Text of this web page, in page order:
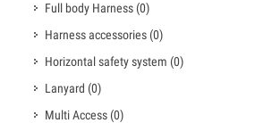
Full body Harness (0)
Harness accessories (0)
Horizontal safety system (0)
Lanyard (0)
Multi Access (0)